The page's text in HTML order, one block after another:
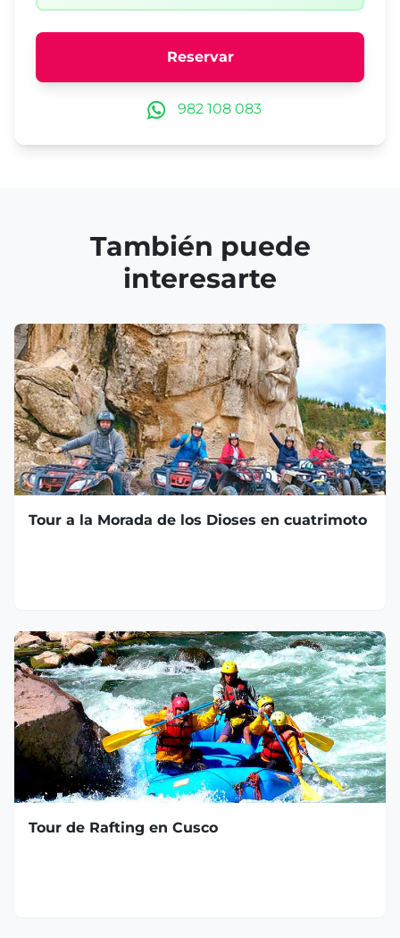
Reservar
982 108 083
También puede
interesarte
Tour a la Morada de los Dioses en cuatrimoto
Tour de Rafting en Cusco